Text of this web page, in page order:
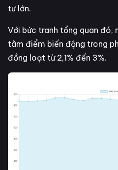
tư lớn.
Với bức tranh tổng quan đó,
tâm điểm biến động trong
đồng loạt từ 2,1% đến 3%.